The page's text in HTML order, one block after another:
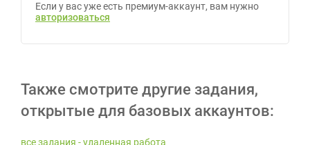
Если у вас уже есть премиум-аккаунт, вам нужно
авторизоваться
Также смотрите другие задания,
открытые для базовых аккаунтов:
все задания - удаленная работа